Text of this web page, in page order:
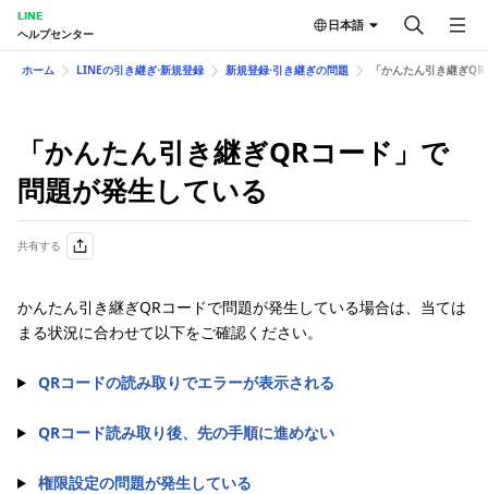
LINE
ヘルプセンター
日本語
ホーム LINEの引き継ぎ⋅新規登録 新規登録⋅引き継ぎの問題 「かんたん引き継ぎ
「かんたん引き継ぎQRコード」で
問題が発生している
共有する
かんたん引き継ぎQRコードで問題が発生している場合は、当ては
まる状況に合わせて以下をご確認ください。
QRコードの読み取りでエラーが表示される
QRコード読み取り後、先の手順に進めない
権限設定の問題が発生している